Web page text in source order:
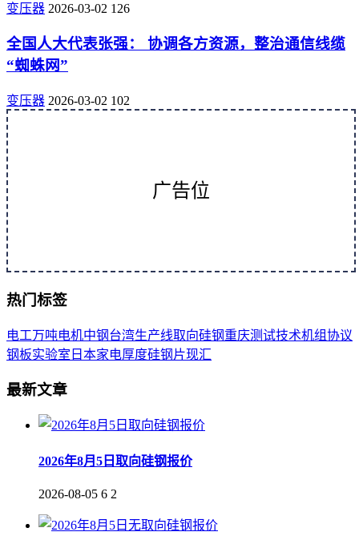
变压器 2026-03-02 126
全国人大代表张强： 协调各方资源，整治通信线缆
“蜘蛛网”
变压器 2026-03-02 102
广告位
热门标签
电工万吨电机中钢台湾生产线取向硅钢重庆测试技术机组协议
钢板实验室 日本家电厚度硅钢片现汇
最新文章
2026年8月5日取向硅钢报价
2026-08-05 6 2